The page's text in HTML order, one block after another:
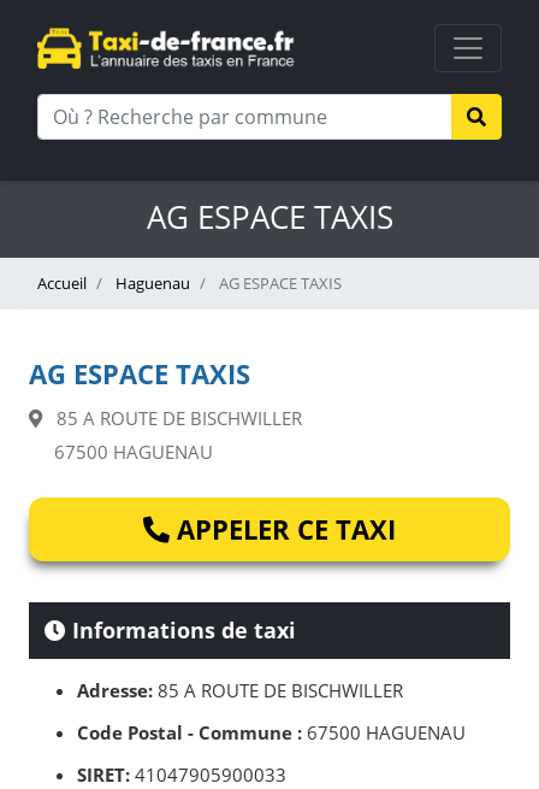
AG ESPACE TAXIS
Accueil Haguenau AG ESPACE TAXIS
AG ESPACE TAXIS
85 A ROUTE DE BISCHWILLER
67500 HAGUENAU
APPELER CE TAXI
Informations de taxi
Adresse: 85 A ROUTE DE BISCHWILLER
Code Postal - Commune : 67500 HAGUENAU
SIRET: 41047905900033